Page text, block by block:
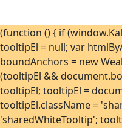
(function () { if
tooltipEl = null; var
boundAnchors = new
(tooltipEl &&
tooltipEl; tooltipEl =
tooltipEl.className =
'sharedWhiteTooltip';